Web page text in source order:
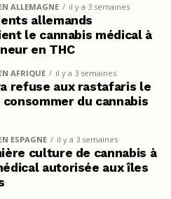
ALLEMAGNE il y a 3 semaines
allemands
le cannabis médical à
en THC
AFRIQUE il y a 3 semaines
refuse aux rastafaris le
du cannabis
ESPAGNE il y a 3 semaines
culture de cannabis à
autorisée aux îles